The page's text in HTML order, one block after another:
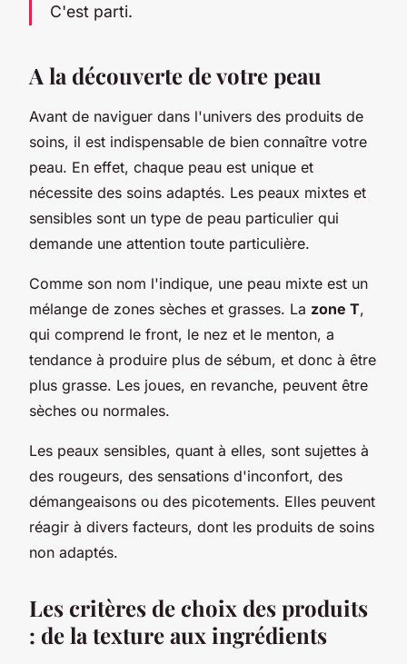
C'est parti.
A la découverte de votre peau
Avant de naviguer dans l'univers des produits de
soins, il est indispensable de bien connaître votre
peau. En effet, chaque peau est unique et
nécessite des soins adaptés. Les peaux mixtes et
sensibles sont un type de peau particulier qui
demande une attention toute particulière.
Comme son nom l'indique, une peau mixte est un
mélange de zones sèches et grasses. La zone T,
qui comprend le front, le nez et le menton, a
tendance à produire plus de sébum, et donc à être
plus grasse. Les joues, en revanche, peuvent être
sèches ou normales.
Les peaux sensibles, quant à elles, sont sujettes à
des rougeurs, des sensations d'inconfort, des
démangeaisons ou des picotements. Elles peuvent
réagir à divers facteurs, dont les produits de soins
non adaptés.
Les critères de choix des produits
: de la texture aux ingrédients